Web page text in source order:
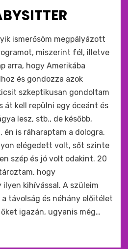
ismerősöm megpályázott
miszerint fél, illetve
arra, hogy Amerikába
és gondozza azok
szkeptikusan gondoltam
át kell repülni egy óceánt és
lesz, stb., de később,
én is ráharaptam a dologra.
elégedett volt, sőt szinte
szép és jó volt odakint. 20
hogy
ilyen kihívással. A szüleim
távolság és néhány előitélet
igazán, ugyanis még…